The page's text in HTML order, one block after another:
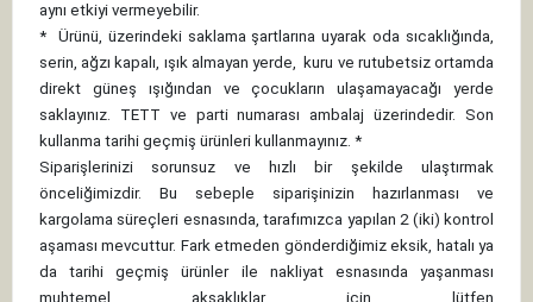
aynı etkiyi vermeyebilir.
*
Ürünü, üzerindeki saklama şartlarına uyarak oda sıcaklığında,
serin, ağzı kapalı, ışık almayan yerde, kuru ve rutubetsiz ortamda
direkt güneş ışığından ve çocukların ulaşamayacağı yerde
saklayınız. TETT ve parti numarası ambalaj üzerindedir. Son
kullanma tarihi geçmiş ürünleri kullanmayınız. *
Siparişlerinizi sorunsuz ve hızlı bir şekilde ulaştırmak
önceliğimizdir. Bu sebeple siparişinizin hazırlanması ve
kargolama süreçleri esnasında, tarafımızca yapılan 2 (iki) kontrol
aşaması mevcuttur. Fark etmeden gönderdiğimiz eksik, hatalı ya
da tarihi geçmiş ürünler ile nakliyat esnasında yaşanması
muhtemel aksaklıklar için lütfen